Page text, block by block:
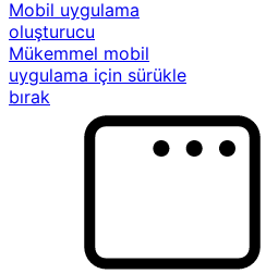
Mobil uygulama
oluşturucu
Mükemmel mobil
uygulama için sürükle
bırak